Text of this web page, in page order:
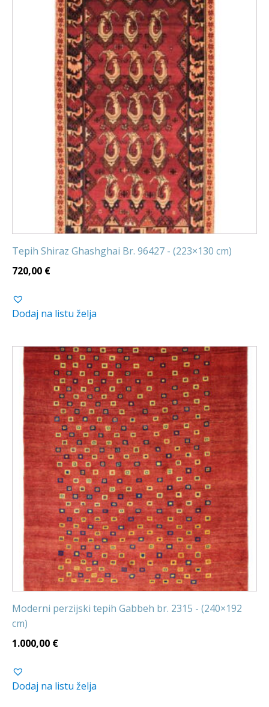
Tepih Shiraz Ghashghai Br. 96427 - (223×130 cm)
720,00 €
Dodaj na listu želja
Moderni perzijski tepih Gabbeh br. 2315 - (240×192
cm)
1.000,00 €
Dodaj na listu želja